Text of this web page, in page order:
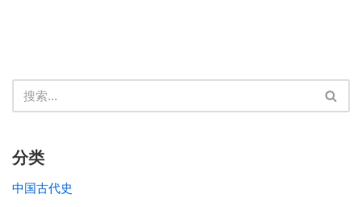
分类
中国古代史